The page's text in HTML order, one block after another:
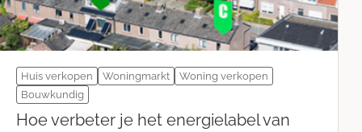
Huis verkopen Woningmarkt
Woning verkopen
Bouwkundig
Hoe verbeter je het energielabel van